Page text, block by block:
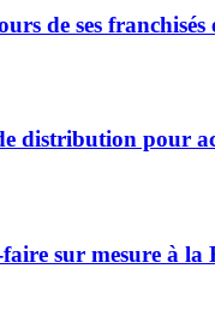
de ses franchisés
distribution pour
sur mesure à la